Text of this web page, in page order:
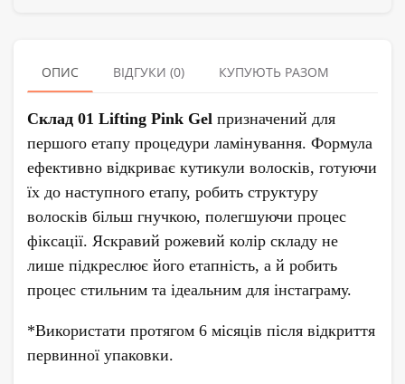
ОПИС ВІДГУКИ (0) КУПУЮТЬ РАЗОМ
Склад 01 Lifting Pink Gel призначений для
першого етапу процедури ламінування. Формула
ефективно відкриває кутикули волосків, готуючи
їх до наступного етапу, робить структуру
волосків більш гнучкою, полегшуючи процес
фіксації. Яскравий рожевий колір складу не
лише підкреслює його етапність, а й робить
процес стильним та ідеальним для інстаграму.
*Використати протягом 6 місяців після відкриття
первинної упаковки.